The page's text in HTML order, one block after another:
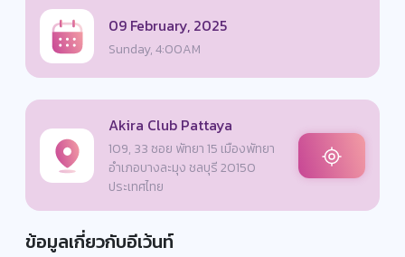
09 February, 2025
Sunday, 4:00AM
Akira Club Pattaya
109, 33 ซอย พัทยา 15 เมืองพัทยา
อำเภอบางละมุง ชลบุรี 20150
ประเทศไทย
ข้อมูลเกี่ยวกับอีเว้นท์